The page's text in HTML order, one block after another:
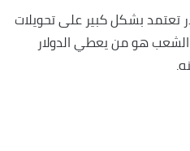
تعتمد بشكل كبير على تحويلات
الشعب هو من يعطي الدولار